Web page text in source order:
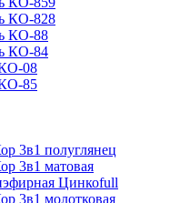
КО-828
КО-88
КО-84
08
85
3в1 полуглянец
3в1 матовая
Цинкоfull
3в1 молотковая